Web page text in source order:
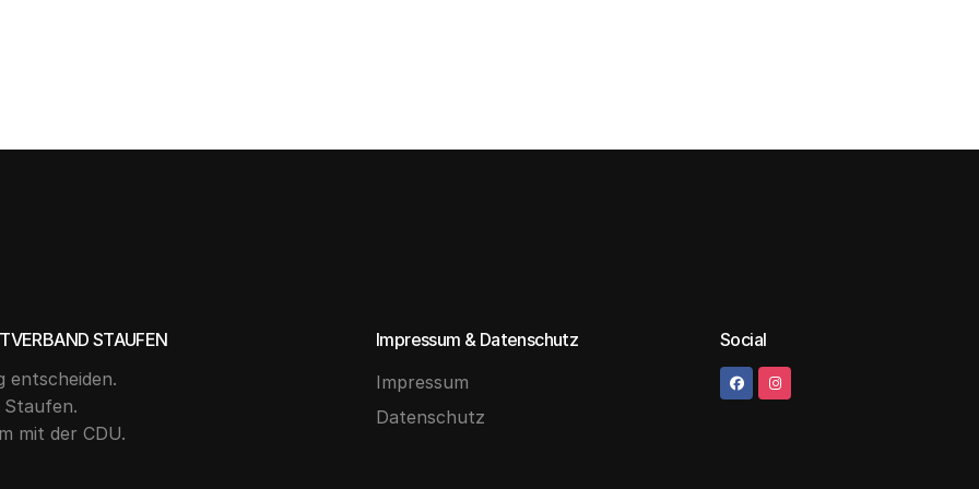
STAUFEN
entscheiden.
Staufen.
mit der CDU.
Impressum & Datenschutz
Impressum
Datenschutz
Social